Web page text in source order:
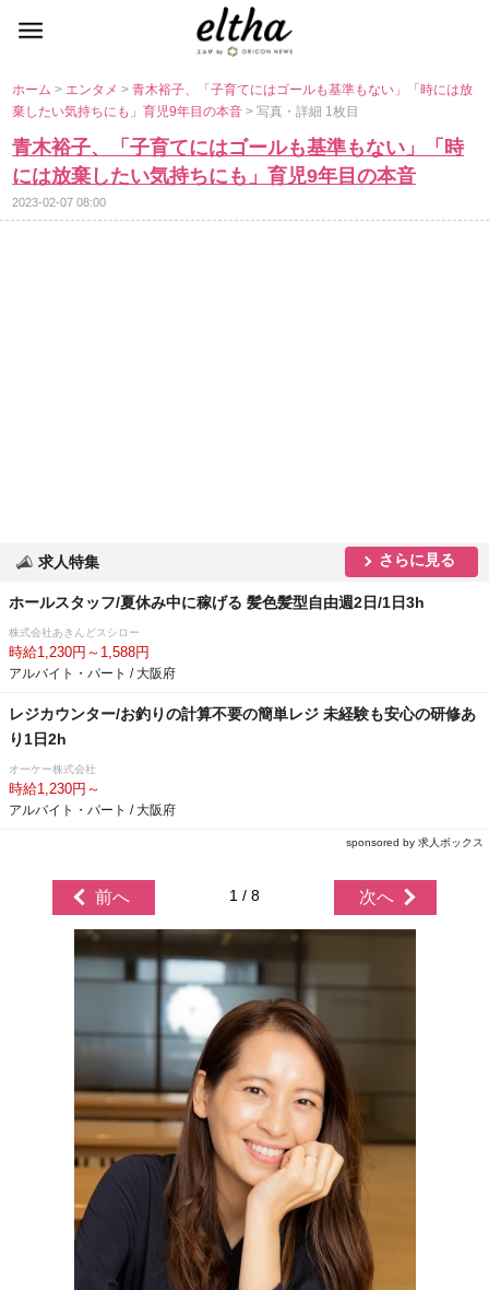
ホーム> エンタメ>青木裕子、「子育てにはゴールも基準もない」「時には放
棄したい気持ちにも」育児9年目の本音> 写真・詳細 1枚目
青木裕子、「子育てにはゴールも基準もない」「時
には放棄したい気持ちにも」育児9年目の本音
2023-02-07 08:00
求人特集 さらに見る
ホールスタッフ/夏休み中に稼げる 髪色髪型自由週2日/1日3h
株式会社あきんどスシロー
時給1,230円～1,588円
アルバイト・パート / 大阪府
レジカウンター/お釣りの計算不要の簡単レジ 未経験も安心の研修あ
り1日2h
オーケー株式会社
時給1,230円～
アルバイト・パート / 大阪府
sponsored by 求人ボックス
前へ 1 / 8 次へ